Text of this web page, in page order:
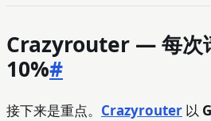
Crazyrouter — 每次
10%#
接下来是重点。 Crazyrouter 以